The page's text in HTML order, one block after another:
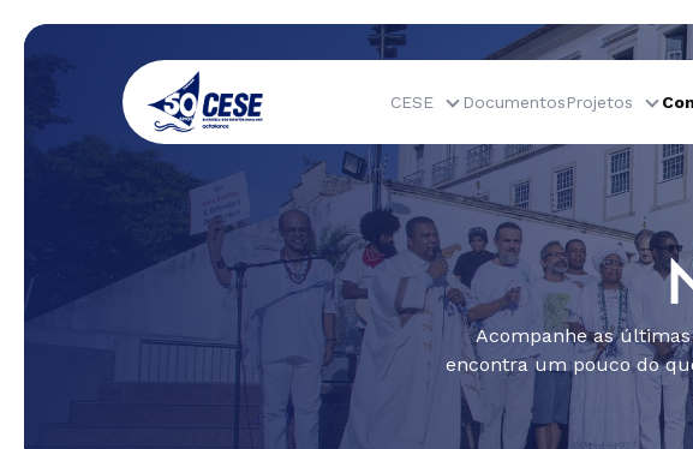
CESE DocumentosProjetos
Acompanhe as últimas
encontra um pouco do